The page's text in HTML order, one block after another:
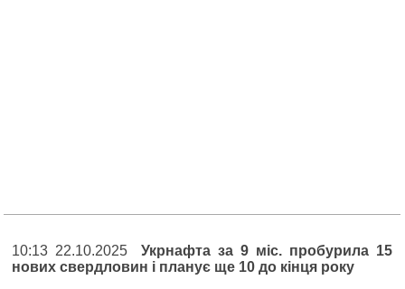
10:13 22.10.2025Укрнафта за 9 міс. пробурила 15
нових свердловин і планує ще 10 до кінця року